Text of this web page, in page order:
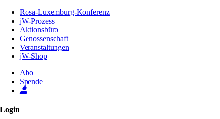
Inhalt
Seite
Rosa-Luxemburg-Konferenz
jW-Prozess
Aktionsbüro
Genossenschaft
Veranstaltungen
jW-Shop
Abo
Spende
Login